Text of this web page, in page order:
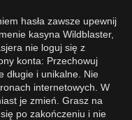
hasła zawsze upewnij
kasyna Wildblaster,
nie loguj się z
konta: Przechowuj
długie i unikalne. Nie
internetowych. W
je zmień. Grasz na
po zakończeniu i nie